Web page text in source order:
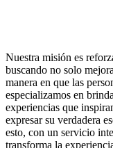
Nuestra misión es
buscando no solo
manera en que las
especializamos en
experiencias que
expresar su verdadera
esto, con un servicio
transforma la